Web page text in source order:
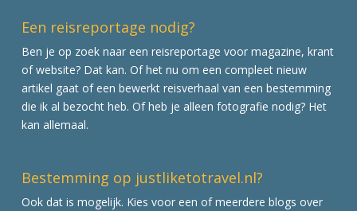
Een reisreportage nodig?
Ben je op zoek naar een reisreportage voor magazine, krant
of website? Dat kan. Of het nu om een compleet nieuw
artikel gaat of een bewerkt reisverhaal van een bestemming
die ik al bezocht heb. Of heb je alleen fotografie nodig? Het
kan allemaal.
Bestemming op justliketotravel.nl?
Ook dat is mogelijk. Kies voor een of meerdere blogs over